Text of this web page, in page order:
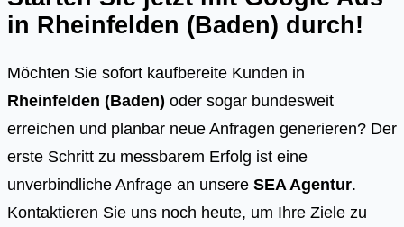
in Rheinfelden (Baden) durch!
Möchten Sie sofort kaufbereite Kunden in
Rheinfelden (Baden) oder sogar bundesweit
erreichen und planbar neue Anfragen generieren? Der
erste Schritt zu messbarem Erfolg ist eine
unverbindliche Anfrage an unsere SEA Agentur.
Kontaktieren Sie uns noch heute, um Ihre Ziele zu